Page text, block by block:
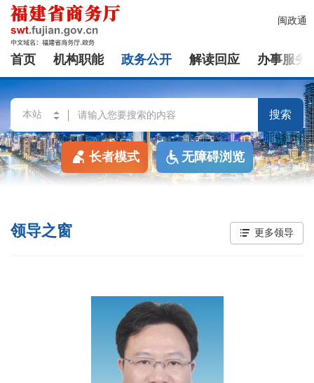
闽政通
首页 机构职能 政务公开 解读回应 办事服务
搜索
长者模式 无障碍浏览
领导之窗 更多领导